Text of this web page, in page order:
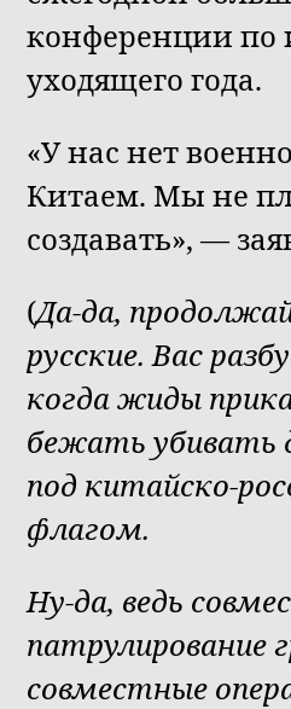
конференции по
уходящего года.
«У нас нет
Китаем. Мы не
создавать», —
(Да-да,
русские. Вас
когда жиды
бежать убивать
под китайско-
флагом.
Ну-да, ведь
патрулирование
совместные